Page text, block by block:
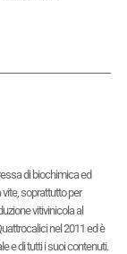
di biochimica ed
soprattutto per
vitivinicola al
nel 2011 ed è
e di tutti i suoi contenuti.